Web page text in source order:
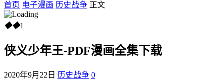
首页 电子漫画 历史战争 正文
◆◆1
侠义少年王-PDF漫画全集下载
2020年9月22日 历史战争 0